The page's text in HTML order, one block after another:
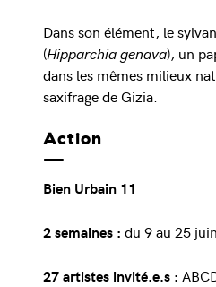
Dans son élément, le
(Hipparchia genava), un
dans les mêmes milieux
saxifrage de Gizia.
Action
Bien Urbain 11
2 semaines : du 9 au 25
27 artistes invité.e.s :